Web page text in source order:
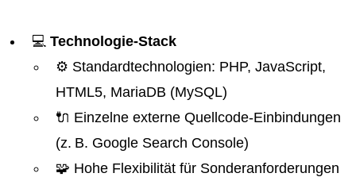
💻 Technologie-Stack
⚙️ Standardtechnologien: PHP, JavaScript,
HTML5, MariaDB (MySQL)
🔌 Einzelne externe Quellcode-Einbindungen
(z. B. Google Search Console)
🧩 Hohe Flexibilität für Sonderanforderungen